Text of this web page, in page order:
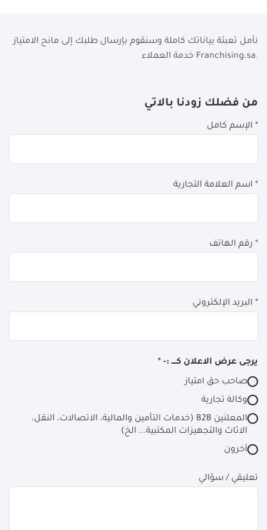
نأمل تعبئة بياناتك كاملة وسنقوم بإرسال طلبك إلى مانح الامتياز
خدمة العملاء Franchising.sa.
من فضلك زودنا بالاتي
*
*
*
*
يرجى عرض الاعلان كــــ :- *
صاحب حق امتياز
وكالة تجارية
المعلنين B2B (خدمات التأمين والمالية، الاتصالات، النقل،
الاثاث والتجهيزات المكتبية... الخ)
آخرون
تعليقي / سؤالي
leave
blank